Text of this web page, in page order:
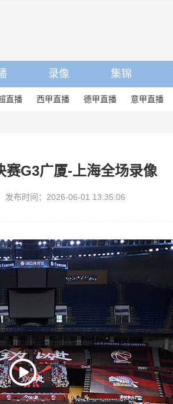
录像 集锦
直播 西甲直播 德甲直播 意甲直播
赛G3广厦-上海全场录像
发布时间：2026-06-01 13:35:06